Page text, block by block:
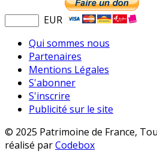
EUR
Qui sommes nous
Partenaires
Mentions Légales
S'abonner
S'inscrire
Publicité sur le site
© 2025 Patrimoine de France,
réalisé parCodebox